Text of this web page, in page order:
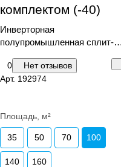
комплектом (-40)
Инверторная
полупромышленная сплит-
зимним комплектом (-40)
0
Нет отзывов
Арт. 192974
Площадь, м²
35 50 70 100
140 160